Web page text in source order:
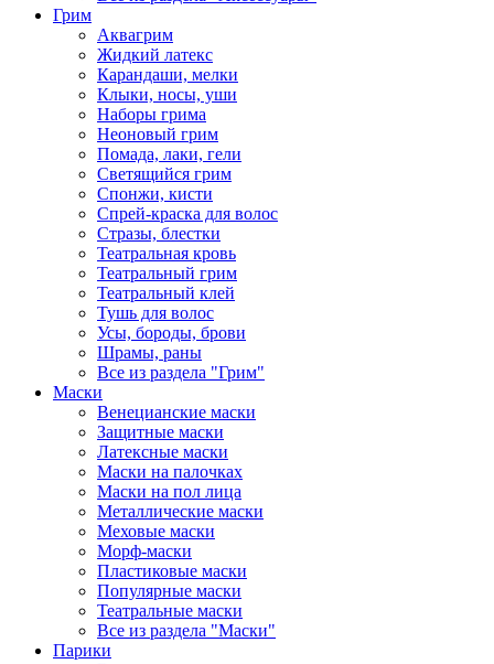
Грим
Аквагрим
Жидкий латекс
Карандаши, мелки
Клыки, носы, уши
Наборы грима
Неоновый грим
Помада, лаки, гели
Светящийся грим
Спонжи, кисти
Спрей-краска для волос
Стразы, блестки
Театральная кровь
Театральный грим
Театральный клей
Тушь для волос
Усы, бороды, брови
Шрамы, раны
Все из раздела "Грим"
Маски
Венецианские маски
Защитные маски
Латексные маски
Маски на палочках
Маски на пол лица
Металлические маски
Меховые маски
Морф-маски
Пластиковые маски
Популярные маски
Театральные маски
Все из раздела "Маски"
Парики